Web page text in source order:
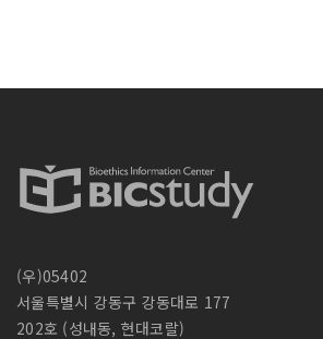
(우)05402
서울특별시 강동구 강동대로 177
202호 (성내동, 현대코랄)